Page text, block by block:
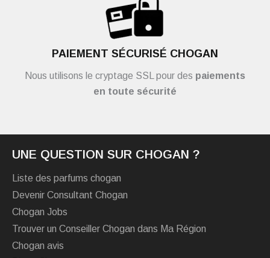
PAIEMENT SÉCURISÉ CHOGAN
Nous utilisons le cryptage SSL pour des paiements
en toute sécurité
UNE QUESTION SUR CHOGAN ?
Liste des parfums chogan
Devenir Consultant Chogan
Chogan Jobs
Trouver un Conseiller Chogan dans Ma Région
Chogan avis